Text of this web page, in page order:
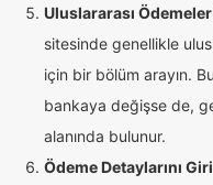
Uluslararası
sitesinde genellikle
için bir bölüm arayın.
bankaya değişse de,
alanında bulunur.
Ödeme Detaylarını